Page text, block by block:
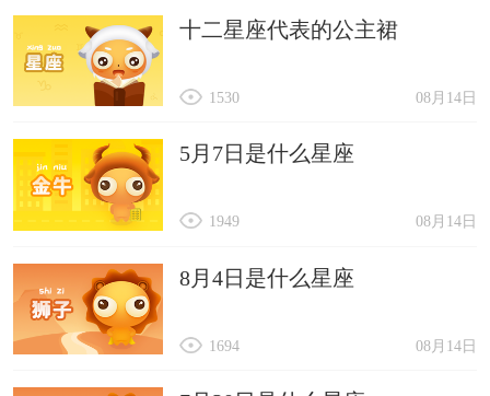
十二星座代表的公主裙
08月14日
1530
5月7日是什么星座
08月14日
1949
8月4日是什么星座
08月14日
1694